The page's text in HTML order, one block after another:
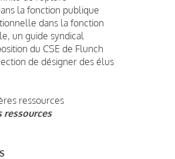
la fonction publique
dans la fonction
un guide syndical
du CSE de Flunch
de désigner des élus
ressources
ressources